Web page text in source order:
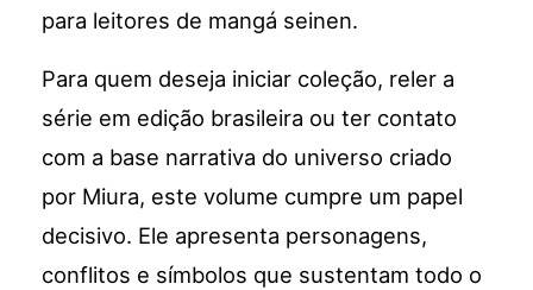
para leitores de mangá seinen.
Para quem deseja iniciar coleção, reler a
série em edição brasileira ou ter contato
com a base narrativa do universo criado
por Miura, este volume cumpre um papel
decisivo. Ele apresenta personagens,
conflitos e símbolos que sustentam todo o